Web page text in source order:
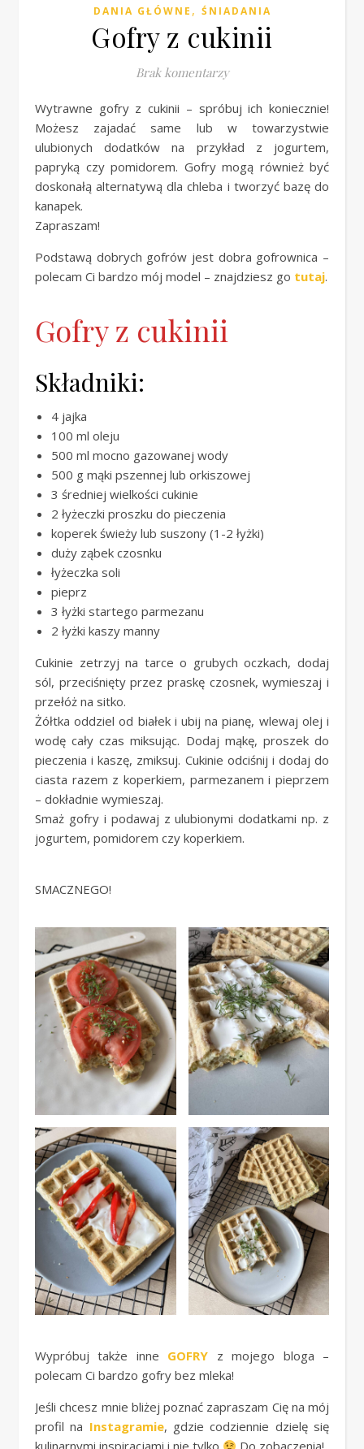
DANIA GŁÓWNE , ŚNIADANIA
Gofry z cukinii
Brak komentarzy
Wytrawne gofry z cukinii – spróbuj ich koniecznie!
Możesz zajadać same lub w towarzystwie
ulubionych dodatków na przykład z jogurtem,
papryką czy pomidorem. Gofry mogą również być
doskonałą alternatywą dla chleba i tworzyć bazę do
kanapek.
Zapraszam!
Podstawą dobrych gofrów jest dobra gofrownica –
polecam Ci bardzo mój model – znajdziesz go tutaj.
Gofry z cukinii
Składniki:
4 jajka
100 ml oleju
500 ml mocno gazowanej wody
500 g mąki pszennej lub orkiszowej
3 średniej wielkości cukinie
2 łyżeczki proszku do pieczenia
koperek świeży lub suszony (1-2 łyżki)
duży ząbek czosnku
łyżeczka soli
pieprz
3 łyżki startego parmezanu
2 łyżki kaszy manny
Cukinie zetrzyj na tarce o grubych oczkach, dodaj
sól, przeciśnięty przez praskę czosnek, wymieszaj i
przełóż na sitko.
Żółtka oddziel od białek i ubij na pianę, wlewaj olej i
wodę cały czas miksując. Dodaj mąkę, proszek do
pieczenia i kaszę, zmiksuj. Cukinie odciśnij i dodaj do
ciasta razem z koperkiem, parmezanem i pieprzem
– dokładnie wymieszaj.
Smaż gofry i podawaj z ulubionymi dodatkami np. z
jogurtem, pomidorem czy koperkiem.
SMACZNEGO!
Wypróbuj także inne GOFRY z mojego bloga –
polecam Ci bardzo gofry bez mleka!
Jeśli chcesz mnie bliżej poznać zapraszam Cię na mój
profil na Instagramie, gdzie codziennie dzielę się